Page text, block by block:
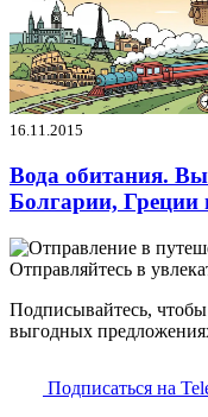
16.11.2015
Вода обитания.
Болгарии, Греции
Отправляйтесь в
Подписывайтесь,
выгодных
Подписаться на